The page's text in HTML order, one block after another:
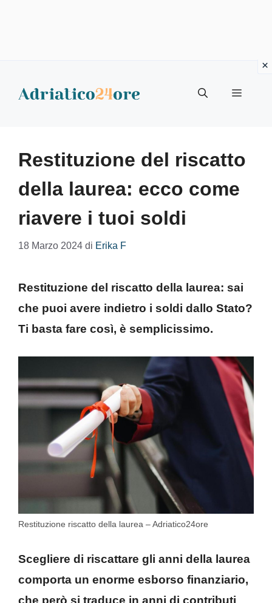
Menu
Restituzione del riscatto
della laurea: ecco come
riavere i tuoi soldi
18 Marzo 2024 di Erika F
Restituzione del riscatto della laurea: sai
che puoi avere indietro i soldi dallo Stato?
Ti basta fare così, è semplicissimo.
Restituzione riscatto della laurea – Adriatico24ore
Scegliere di riscattare gli anni della laurea
comporta un enorme esborso finanziario,
che però si traduce in anni di contributi